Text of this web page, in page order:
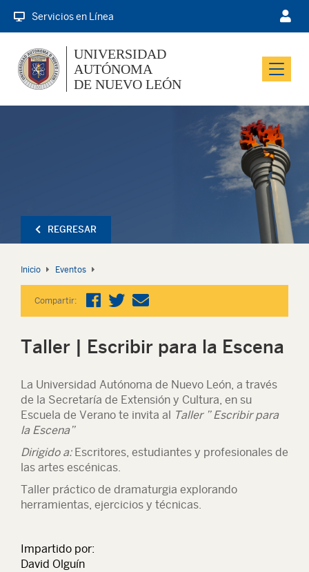
Servicios en Línea
Menu
UNIVERSIDAD
AUTÓNOMA
DE NUEVO LEÓN
REGRESAR
Inicio Eventos
Compartir:
Taller | Escribir para la Escena
La Universidad Autónoma de Nuevo León, a través
de la Secretaría de Extensión y Cultura, en su
Escuela de Verano te invita al Taller ” Escribir para
la Escena”
Dirigido a:Escritores, estudiantes y profesionales de
las artes escénicas.
Taller práctico de dramaturgia explorando
herramientas, ejercicios y técnicas.
Impartido por:
David Olguín